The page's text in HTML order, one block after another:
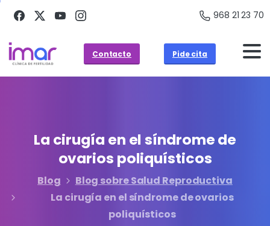
968 21 23 70
Contacto Pide cita
La cirugía en el síndromede
ovarios poliquísticos
Blog
Blog sobre Salud Reproductiva
La cirugía en el síndrome de ovarios
poliquísticos